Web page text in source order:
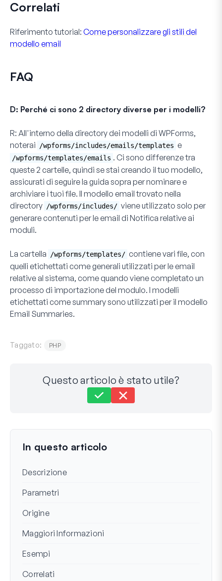
Correlati
Riferimento tutorial: Come personalizzare gli stili del
modello email
FAQ
D: Perché ci sono 2 directory diverse per i modelli?
R: All'interno della directory dei modelli di WPForms,
noterai
/wpforms/includes/emails/templates e
/wpforms/templates/emails . Ci sono differenze tra
queste 2 cartelle, quindi se stai creando il tuo modello,
assicurati di seguire la guida sopra per nominare e
archiviare i tuoi file. Il modello email trovato nella
directory /wpforms/includes/ viene utilizzato solo per
generare contenuti per le email di Notifica relative ai
moduli.
La cartella /wpforms/templates/ contiene vari file, con
quelli etichettati come generali utilizzati per le email
relative al sistema, come quando viene completato un
processo di importazione del modulo. I modelli
etichettati comesummarysono utilizzati per il modello
Email Summaries.
Taggato: PHP
Questo articolo è stato utile?
Ultimo aggiornamento l'08 gennaio 2024
In questo articolo
Descrizione
Parametri
Origine
Maggiori Informazioni
Esempi
Correlati